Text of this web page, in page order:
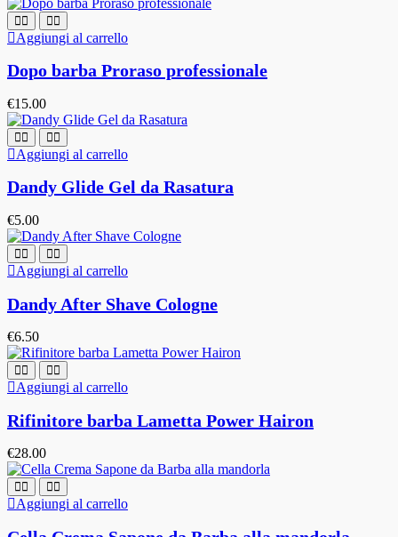
Aggiungi al carrello
Dopo barba Proraso professionale
€15.00
Aggiungi al carrello
Dandy Glide Gel da Rasatura
€5.00
Aggiungi al carrello
Dandy After Shave Cologne
€6.50
Aggiungi al carrello
Rifinitore barba Lametta Power Hairon
€28.00
Aggiungi al carrello